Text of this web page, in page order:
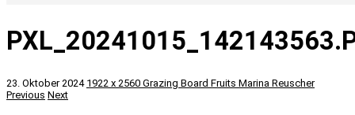
23. Oktober 2024 1922 x 2560 Grazing Board Fruits Marina Reuscher
Previous Next